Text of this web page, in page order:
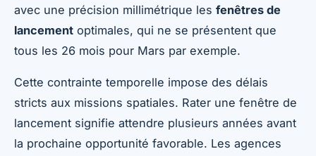
avec une précision millimétrique les fenêtres de
lancement optimales, qui ne se présentent que
tous les 26 mois pour Mars par exemple.
Cette contrainte temporelle impose des délais
stricts aux missions spatiales. Rater une fenêtre de
lancement signifie attendre plusieurs années avant
la prochaine opportunité favorable. Les agences